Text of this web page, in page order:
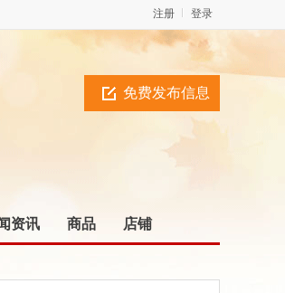
登录
注册
免费发布信息
资讯 商品 店铺